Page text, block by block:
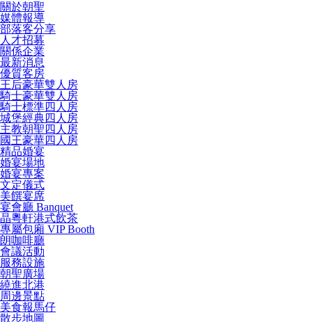
關於朝聖
媒體報導
部落客分享
人才招募
關係企業
最新消息
優質客房
王后豪華雙人房
騎士豪華雙人房
騎士標準四人房
城堡經典四人房
主教朝聖四人房
國王豪華四人房
精品婚宴
婚宴場地
婚宴專案
文定儀式
美饌宴席
宴會廳 Banquet
晶粵軒港式飲茶
專屬包廂 VIP Booth
朗咖啡廳
會議活動
服務設施
朝聖廣場
繞進北港
周邊景點
美食報馬仔
散步地圖